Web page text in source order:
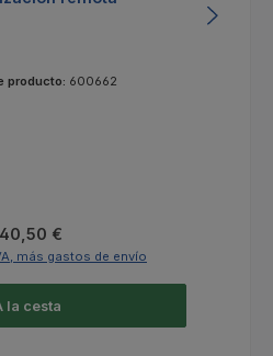
producto: 600662
normal:
€
más gastos de envío
la cesta